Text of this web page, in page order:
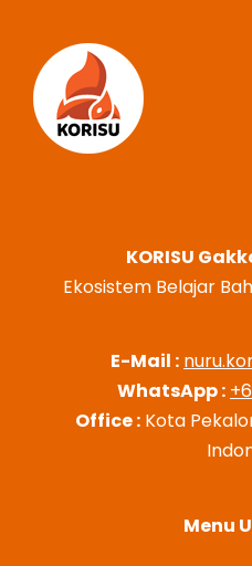
KORISU
Ekosistem Belajar
E-Mail :
WhatsApp :
Office :Kota
Menu